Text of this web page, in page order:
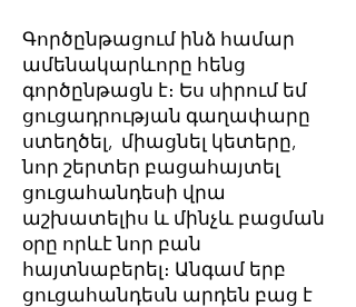
Գործընթացում ինձ համար
ամենակարևորը հենց
գործընթացն է։ Ես սիրում եմ
ցուցադրության գաղափարը
ստեղծել, միացնել կետերը,
նոր շերտեր բացահայտել
ցուցահանդեսի վրա
աշխատելիս և մինչև բացման
օրը որևէ նոր բան
հայտնաբերել։ Անգամ երբ
ցուցահանդեսն արդեն բաց է